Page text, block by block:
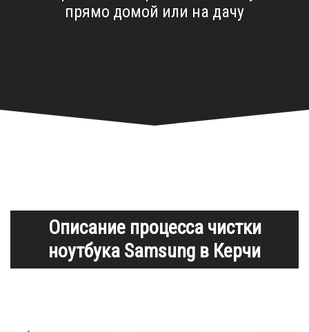
прямо домой или на дачу
Описание процесса чистки
ноутбука Samsung в Керчи